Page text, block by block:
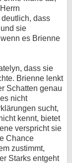
dass
sie
es Brienne
dass sie
Brienne lenkt
Schatten genau
nicht
sucht,
kennt, bietet
verspricht sie
Chance
zustimmt,
Starks entgeht